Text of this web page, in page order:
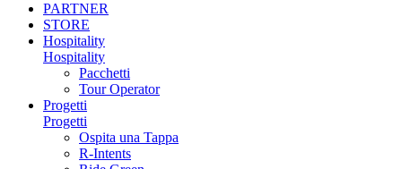
PARTNER
STORE
Hospitality
Hospitality
Pacchetti
Tour Operator
Progetti
Progetti
Ospita una Tappa
R-Intents